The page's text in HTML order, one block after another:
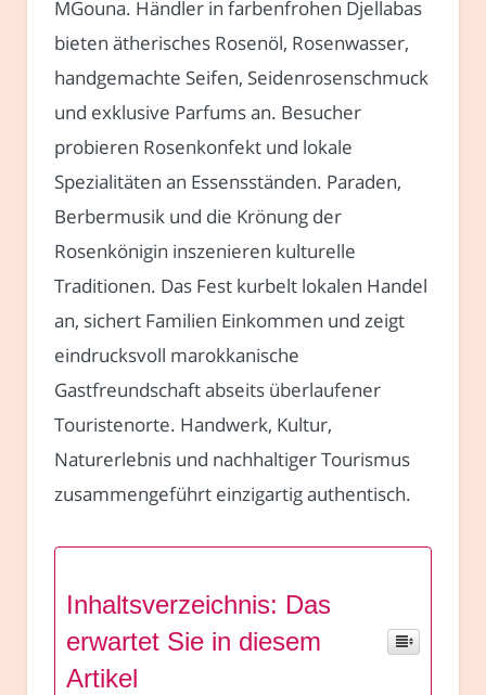
MGouna. Händler in farbenfrohen Djellabas
bieten ätherisches Rosenöl, Rosenwasser,
handgemachte Seifen, Seidenrosenschmuck
und exklusive Parfums an. Besucher
probieren Rosenkonfekt und lokale
Spezialitäten an Essensständen. Paraden,
Berbermusik und die Krönung der
Rosenkönigin inszenieren kulturelle
Traditionen. Das Fest kurbelt lokalen Handel
an, sichert Familien Einkommen und zeigt
eindrucksvoll marokkanische
Gastfreundschaft abseits überlaufener
Touristenorte. Handwerk, Kultur,
Naturerlebnis und nachhaltiger Tourismus
zusammengeführt einzigartig authentisch.
Inhaltsverzeichnis: Das
erwartet Sie in diesem
Artikel